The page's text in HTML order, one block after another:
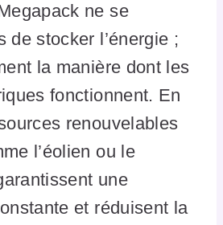
ne se
de stocker l’énergie ;
la manière dont les
fonctionnent. En
renouvelables
l’éolien ou le
une
et réduisent la